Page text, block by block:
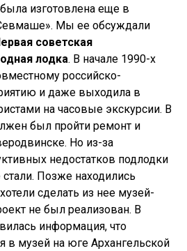
изготовлена еще в
Мы ее обсуждали
советская
лодка. В начале 1990-х
российско-
и даже выходила в
на часовые экскурсии. В
был пройти ремонт и
Но из-за
недостатков подлодки
Позже находились
сделать из нее музей-
не был реализован. В
информация, что
в музей на юге Архангельской